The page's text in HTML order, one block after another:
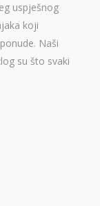
uspješnog
koji
Naši
su što svaki